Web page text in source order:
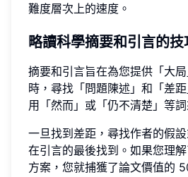
難度層次上的速度。
略讀科學摘要和引言的技
摘要和引言旨在為您提供「大
時，尋找「問題陳述」和「差
用「然而」或「仍不清楚」等
一旦找到差距，尋找作者的假
在引言的最後找到。如果您理
方案，您就捕獲了論文價值的